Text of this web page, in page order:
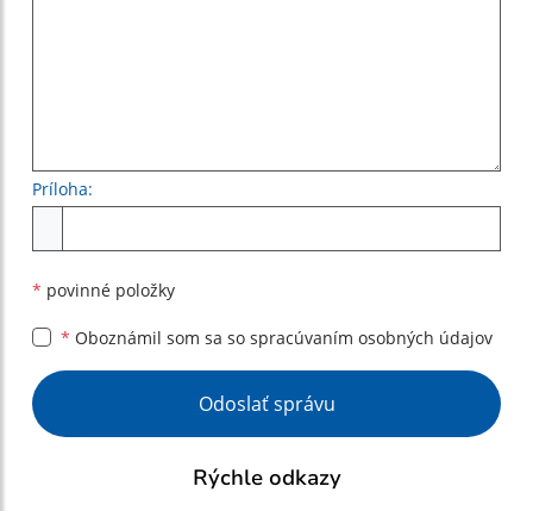
Príloha:
* povinné položky
* Oboznámil som sa so spracúvaním osobných údajov
Google reCaptcha Response
Odoslať správu
Rýchle odkazy